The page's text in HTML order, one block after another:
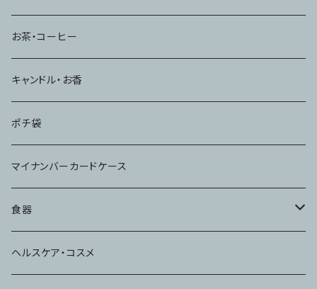
お茶・コーヒー
キャンドル・お香
ポチ袋
マイナンバーカードケース
食器
コップ
ヘルスケア・コスメ